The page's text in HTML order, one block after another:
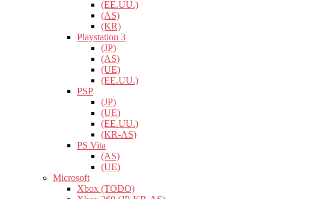
(EE.UU.)
(AS)
(KR)
Playstation 3
(JP)
(AS)
(UE)
(EE.UU.)
PSP
(JP)
(UE)
(EE.UU.)
(KR-AS)
PS Vita
(AS)
(UE)
Microsoft
Xbox (TODO)